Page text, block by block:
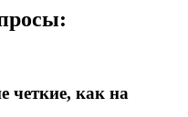
четкие, как на